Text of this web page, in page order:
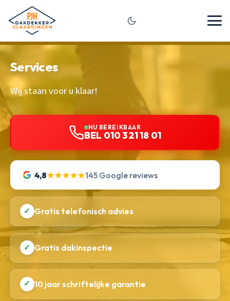
Services
Wij staan voor u klaar!
NU BEREIKBAAR
BEL 010 321 18 01
4,8★★★★★145 Google reviews
✓ Gratis telefonisch advies
✓ Gratis dakinspectie
✓ 10 jaar schriftelijke garantie